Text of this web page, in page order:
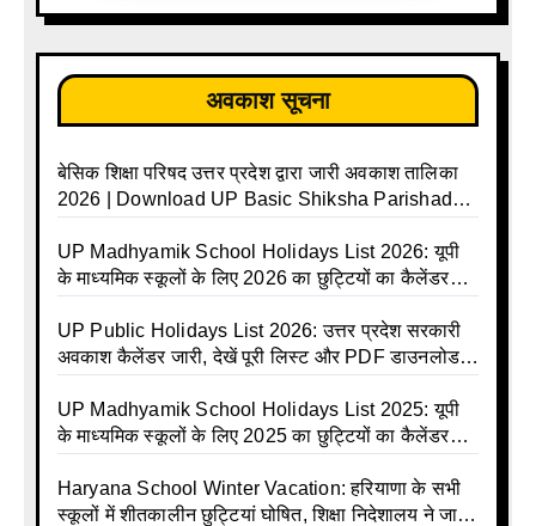
अवकाश सूचना
बेसिक शिक्षा परिषद उत्तर प्रदेश द्वारा जारी अवकाश तालिका
2026 | Download UP Basic Shiksha Parishad
Basic School Avkash Talika UP 2026 | UP Basic
Shiksha Parishad Avkash Talika 2026 | UP
Calendar List 2026
UP Madhyamik School Holidays List 2026: यूपी
के माध्यमिक स्कूलों के लिए 2026 का छुट्टियों का कैलेंडर
Talika | UP Madhyamik Avkash Talika 2026 | UP
Madhyamik School avkash suchi | UP
Holiday Calendar | Madhyamik School Holidays
List 2026
UP Public Holidays List 2026: उत्तर प्रदेश सरकारी
अवकाश कैलेंडर जारी, देखें पूरी लिस्ट और PDF डाउनलोड
talika | Sarkari Avkash Talika | Up Holidays List |
Holidays Calendar
UP Madhyamik School Holidays List 2025: यूपी
के माध्यमिक स्कूलों के लिए 2025 का छुट्टियों का कैलेंडर
Talika | Up Madhyamik Avkash Talika 2025 | UP
Madhyamik School avkash suchi | UP
Haryana School Winter Vacation: हरियाणा के सभी
स्कूलों में शीतकालीन छुट्टियां घोषित, शिक्षा निदेशालय ने जारी